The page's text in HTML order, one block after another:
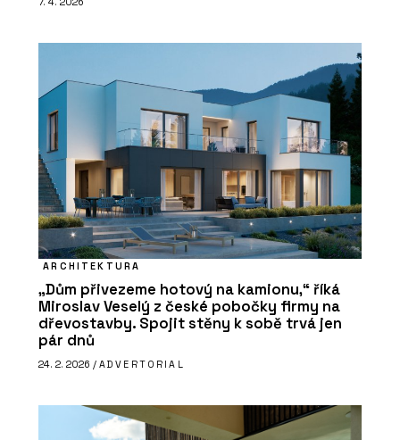
ARCHITEKTURA
„Dům přivezeme hotový na kamionu,“ říká
Miroslav Veselý z české pobočky firmy na
dřevostavby. Spojit stěny k sobě trvá jen
pár dnů
24. 2. 2026 / ADVERTORIAL